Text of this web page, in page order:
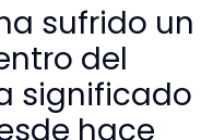
sufrido un
del
significado
hace